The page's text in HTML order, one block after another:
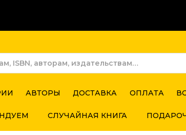
АВТОРЫ ДОСТАВКА ОПЛАТА
СЛУЧАЙНАЯ КНИГА